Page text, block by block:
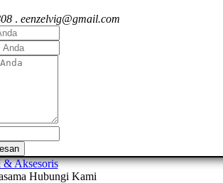
. eenzelvig@gmail.com
& Aksesoris
Hubungi Kami